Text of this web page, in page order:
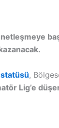
,
Lig’e